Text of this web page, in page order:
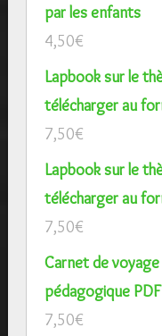
par les enfants
4,50€
Lapbook sur le
télécharger au
7,50€
Lapbook sur le
télécharger au
7,50€
Carnet de
pédagogique PDF
7,50€